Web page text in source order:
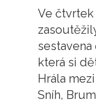
Ve čtvrtek
která si
Hrála
Sníh,